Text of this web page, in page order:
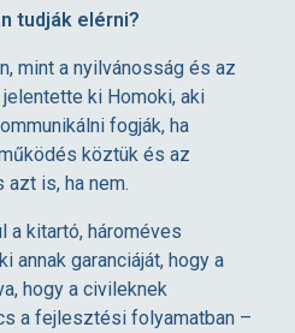
tudják elérni?
mint a nyilvánosság és az
ki Homoki, aki
fogják, ha
köztük és az
is, ha nem.
a kitartó, hároméves
annak garanciáját, hogy a
hogy a civileknek
a fejlesztési folyamatban –